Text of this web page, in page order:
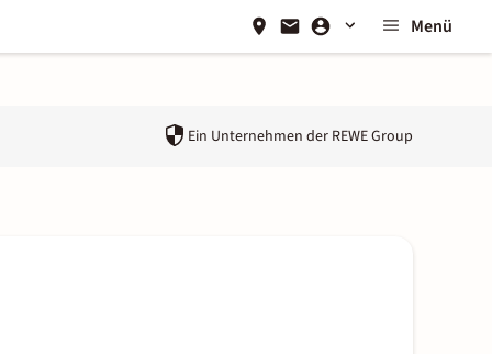
Menü
Ein Unternehmen der REWE Group